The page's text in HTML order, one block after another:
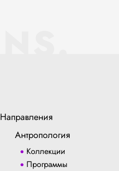
Направления
Антропология
Коллекции
Программы